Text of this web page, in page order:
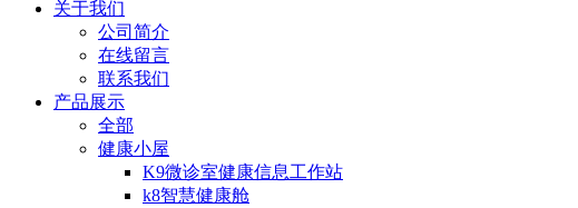
关于我们
公司简介
在线留言
联系我们
产品展示
全部
健康小屋
K9微诊室健康信息工作站
k8智慧健康舱